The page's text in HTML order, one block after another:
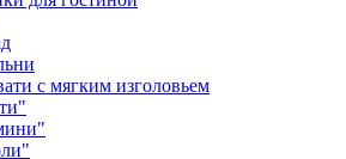
с мягким изголовьем